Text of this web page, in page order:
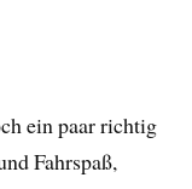
ein paar richtig
Fahrspaß,